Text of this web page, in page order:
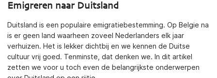
Emigreren naar Duitsland
Duitsland is een populaire emigratiebestemming. Op Belgie na
is er geen land waarheen zoveel Nederlanders elk jaar
verhuizen. Het is lekker dichtbij en we kennen de Duitse
cultuur vrij goed. Tenminste, dat denken we. In dit artikel
zetten we voor u toch even de belangrijkste onderwerpen